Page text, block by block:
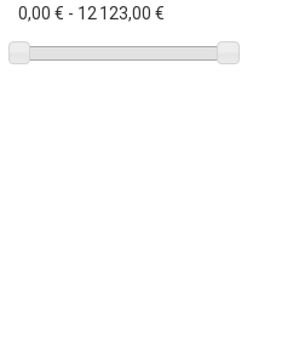
Wavin(40)
0,00 € - 12 123,00 €